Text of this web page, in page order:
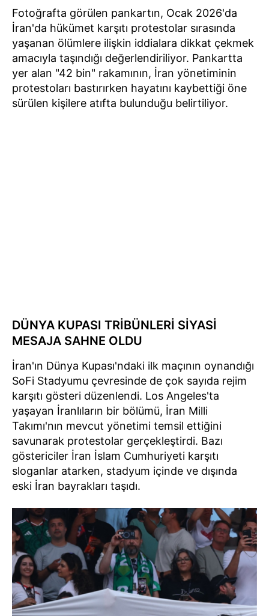
Fotoğrafta görülen pankartın, Ocak 2026'da
İran'da hükümet karşıtı protestolar sırasında
yaşanan ölümlere ilişkin iddialara dikkat çekmek
amacıyla taşındığı değerlendiriliyor. Pankartta
yer alan "42 bin" rakamının, İran yönetiminin
protestoları bastırırken hayatını kaybettiği öne
sürülen kişilere atıfta bulunduğu belirtiliyor.
DÜNYA KUPASI TRİBÜNLERİ SİYASİ
MESAJA SAHNE OLDU
İran'ın Dünya Kupası'ndaki ilk maçının oynandığı
SoFi Stadyumu çevresinde de çok sayıda rejim
karşıtı gösteri düzenlendi. Los Angeles'ta
yaşayan İranlıların bir bölümü, İran Milli
Takımı'nın mevcut yönetimi temsil ettiğini
savunarak protestolar gerçekleştirdi. Bazı
göstericiler İran İslam Cumhuriyeti karşıtı
sloganlar atarken, stadyum içinde ve dışında
eski İran bayrakları taşıdı.